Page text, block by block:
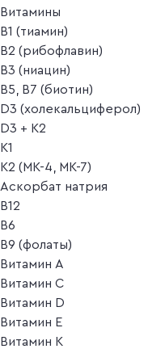
Витамины
B1 (тиамин)
B2 (рибофлавин)
B3 (ниацин)
B5, B7 (биотин)
D3 (холекальциферол)
D3 + K2
K1
K2 (MK-4, MK-7)
Аскорбат натрия
В12
В6
В9 (фолаты)
Витамин A
Витамин C
Витамин D
Витамин E
Витамин K